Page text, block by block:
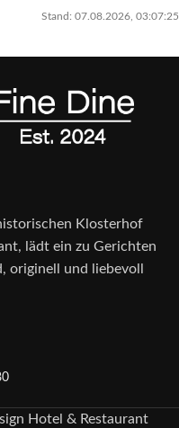
Stand: 07.08.2026, 03:07:25
Klosterhof
lädt ein zu Gerichten
originell und liebevoll
Hotel & Restaurant